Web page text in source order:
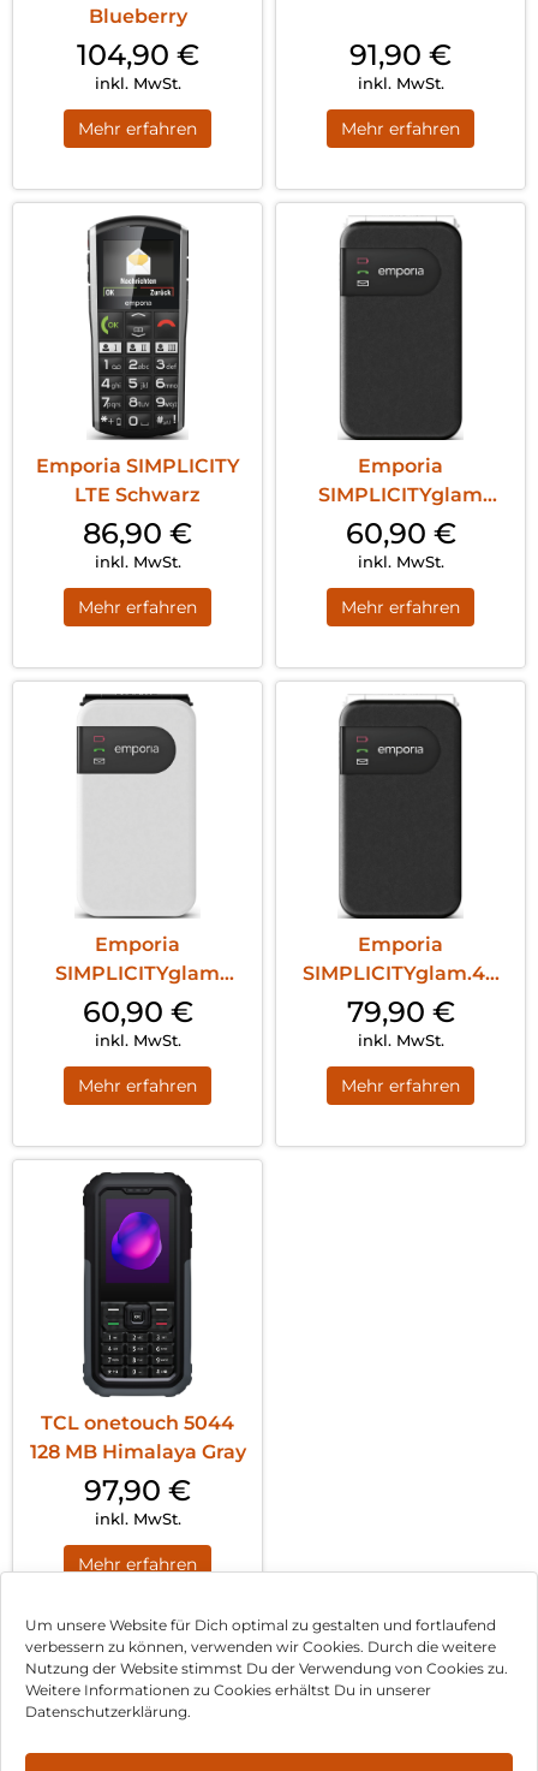
Um unsere Website für Dich optimal zu gestalten und fortlaufend
verbessern zu können, verwenden wir Cookies. Durch die weitere
Nutzung der Website stimmst Du der Verwendung von Cookies zu.
Weitere Informationen zu Cookies erhältst Du in unserer
Datenschutzerklärung.
Blueberry
104,90 €
inkl. MwSt.
Mehr erfahren
91,90 €
inkl. MwSt.
Mehr erfahren
Emporia SIMPLICITY
LTE Schwarz
86,90 €
inkl. MwSt.
Mehr erfahren
Emporia
SIMPLICITYglam
Schwarz
60,90 €
inkl. MwSt.
Mehr erfahren
Emporia
SIMPLICITYglam
Weiss
60,90 €
inkl. MwSt.
Mehr erfahren
Emporia
SIMPLICITYglam.4G
Schwarz
79,90 €
inkl. MwSt.
Mehr erfahren
TCL onetouch 5044
128 MB Himalaya Gray
97,90 €
inkl. MwSt.
Mehr erfahren
Impressum